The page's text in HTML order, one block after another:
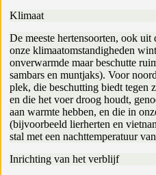
Klimaat
De meeste hertensoorten, ook
onze klimaatomstandigheden
onverwarmde maar beschutte
sambars en muntjaks). Voor
plek, die beschutting biedt tegen
en die het voer droog houdt,
aan warmte hebben, en die in
(bijvoorbeeld lierherten en
stal met een nachttemperatuur
Inrichting van het verblijf